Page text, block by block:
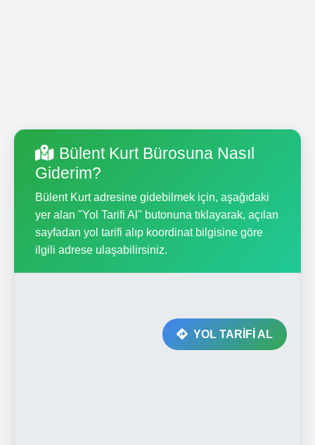
Bülent Kurt Bürosuna Nasıl
Giderim?
Bülent Kurt adresine gidebilmek için, aşağıdaki
yer alan "Yol Tarifi Al" butonuna tıklayarak, açılan
sayfadan yol tarifi alıp koordinat bilgisine göre
ilgili adrese ulaşabilirsiniz.
YOL TARİFİ AL